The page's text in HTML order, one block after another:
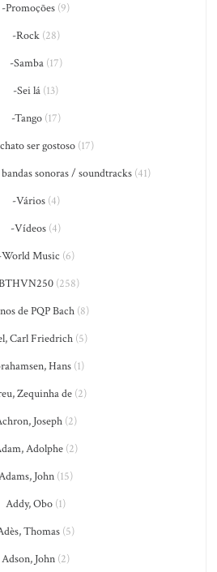
-Promoções (9)
-Rock(28)
-Samba(17)
-Sei lá (13)
-Tango(17)
ser gostoso (17)
sonoras / soundtracks(41)
-Vários(4)
-Vídeos (4)
Music (6)
(258)
de PQP Bach(8)
Carl Friedrich(5)
Hans(1)
Zequinha de (2)
Joseph(2)
Adolphe(2)
John (15)
Addy, Obo (1)
Thomas (5)
Adson, John (2)